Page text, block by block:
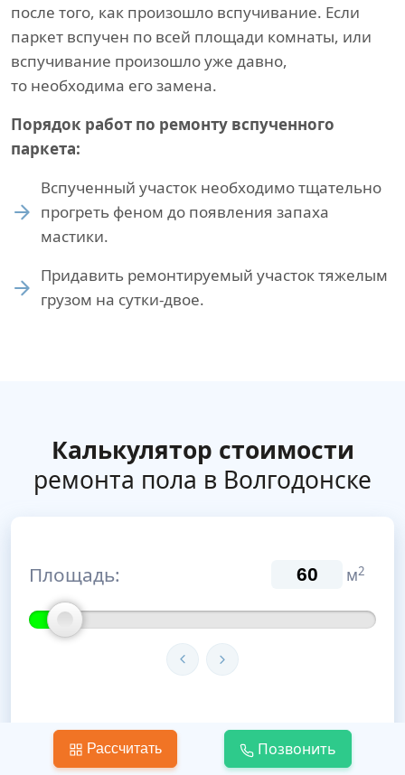
после того, как произошло вспучивание. Если
паркет вспучен по всей площади комнаты, или
вспучивание произошло уже давно,
то необходима его замена.
Порядок работ по ремонту вспученного
паркета:
Вспученный участок необходимо тщательно
прогреть феном до появления запаха
мастики.
Придавить ремонтируемый участок тяжелым
грузом на сутки-двое.
Калькулятор стоимости
ремонта пола в Волгодонске
Площадь: м2
Тип стяжки:
Мокрая
Рассчитать Позвонить